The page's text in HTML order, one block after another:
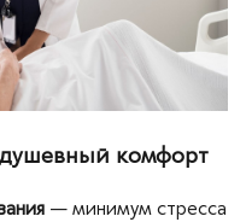
комфорт
— минимум стресса